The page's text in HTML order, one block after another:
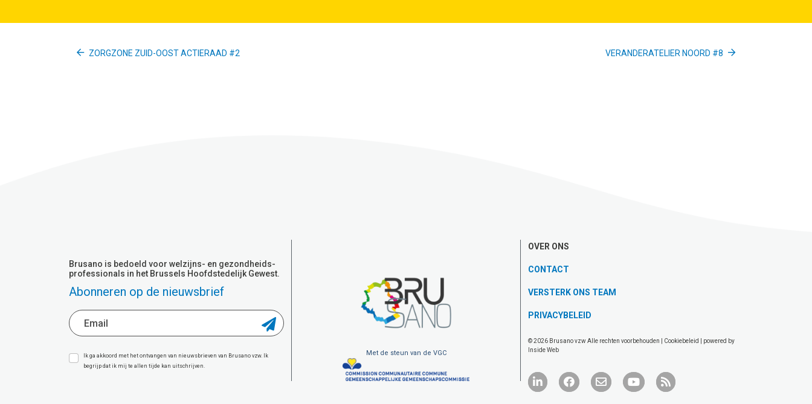
ZORGZONE ZUID-OOST ACTIERAAD #2 VERANDERATELIER NOORD #8
Brusano is bedoeld voor welzijns- en gezondheids-
professionals in het Brussels Hoofdstedelijk Gewest.
Abonneren op de nieuwsbrief
Ik ga akkoord met het ontvangen van nieuwsbrieven van Brusano vzw. Ik
begrijp dat ik mij te allen tijde kan uitschrijven.
Met de steun van de VGC
OVER ONS
CONTACT
VERSTERK ONS TEAM
PRIVACYBELEID
© 2026 Brusano vzw Alle rechten voorbehouden | Cookiebeleid
| powered by
Inside Web